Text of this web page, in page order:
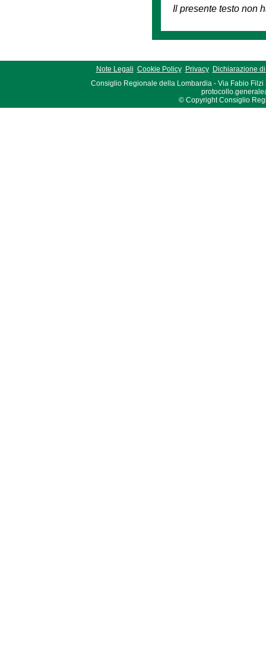
Il presente testo non
Note Legali Cookie Policy Privacy
Dichiarazione
Consiglio Regionale della Lombardia - Via Fabio Filzi
© Copyright Consiglio